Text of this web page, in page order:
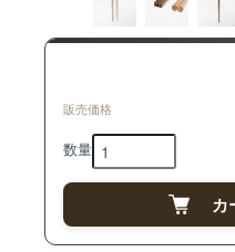
販売価格
数量
カ